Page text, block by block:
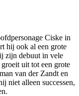
Ciske in
hij ook al een grote
zijn debuut in vele
uit tot een grote
van der Zandt en
niet alleen successen,